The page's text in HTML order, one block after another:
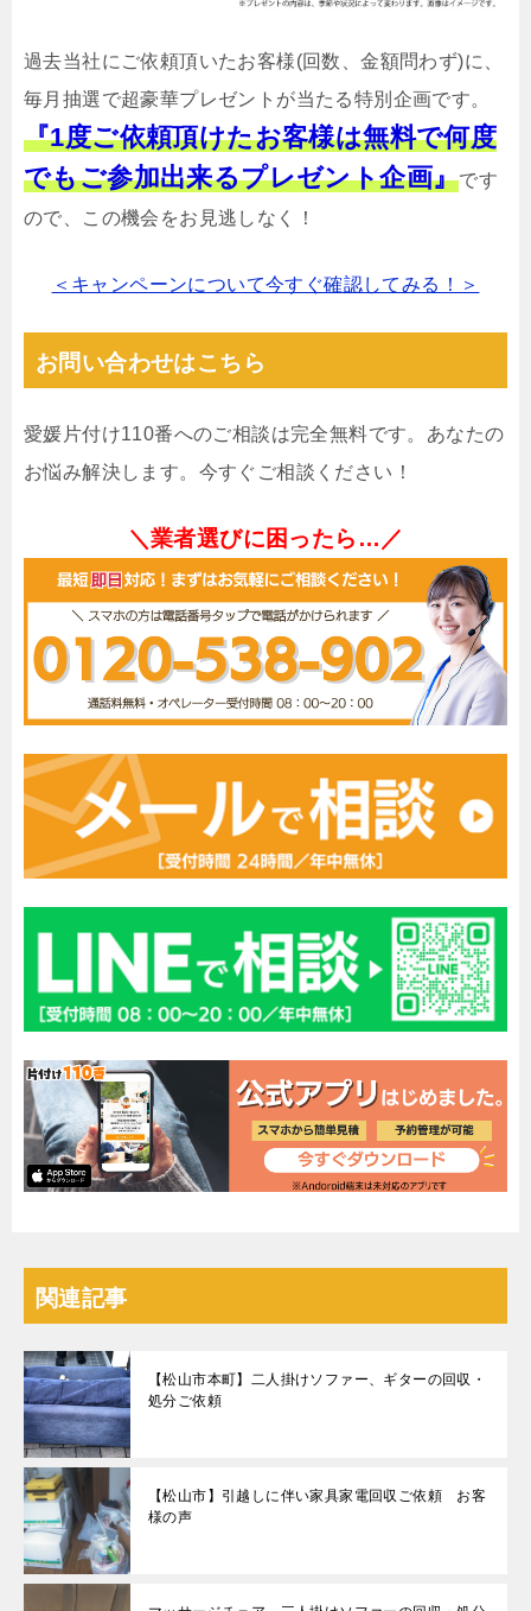
過去当社にご依頼頂いたお客様(回数、金額問わず)に、
毎月抽選で超豪華プレゼントが当たる特別企画です。
『1度ご依頼頂けたお客様は無料で何度
でもご参加出来るプレゼント企画』です
ので、この機会をお見逃しなく！
＜キャンペーンについて今すぐ確認してみる！＞
お問い合わせはこちら
愛媛片付け110番へのご相談は完全無料です。あなたの
お悩み解決します。今すぐご相談ください！
＼業者選びに困ったら…／
関連記事
【松山市本町】二人掛けソファー、ギターの回収・
処分ご依頼
【松山市】引越しに伴い家具家電回収ご依頼 お客
様の声